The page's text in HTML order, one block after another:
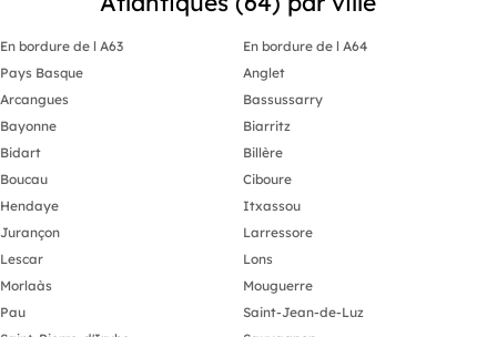
En bordure de l A63
En bordure de l A64
Pays Basque
Anglet
Arcangues
Bassussarry
Bayonne
Biarritz
Bidart
Billère
Boucau
Ciboure
Hendaye
Itxassou
Jurançon
Larressore
Lescar
Lons
Morlaàs
Mouguerre
Pau
Saint-Jean-de-Luz